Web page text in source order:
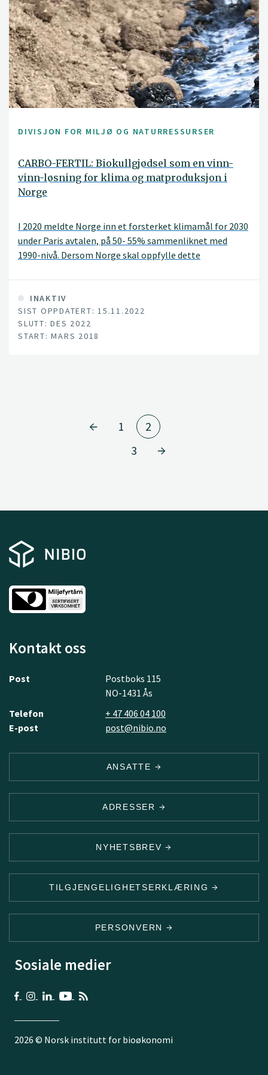
DIVISJON FOR MILJØ OG NATURRESSURSER
CARBO-FERTIL: Biokullgjødsel som en vinn-
vinn-løsning for klima og matproduksjon i
Norge
I 2020 meldte Norge inn et forsterket klimamål for 2030
under Paris avtalen, på 50- 55% sammenliknet med
1990-nivå. Dersom Norge skal oppfylle dette
løse denne utfordringen på er å øke karbonmengden i
jord.INAKTIV
SIST OPPDATERT: 15.11.2022
SLUTT: DES 2022
START: MARS 2018
1
2
3
Kontakt oss
Post
Postboks 115
NO-1431 Ås
Telefon
+ 47 406 04 100
E-post
post@nibio.no
ANSATTE
ADRESSER
NYHETSBREV
TILGJENGELIGHETSERKLÆRING
PERSONVERN
Sosiale medier
2026 © Norsk institutt for bioøkonomi